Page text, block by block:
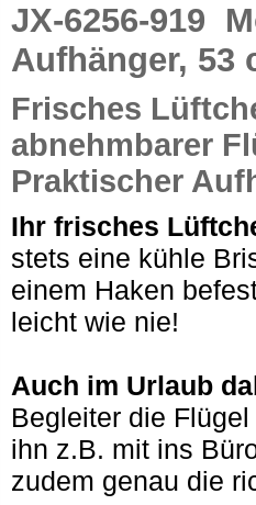
JX-6256-919
Aufhänger, 53
Frisches
abnehmbarer
Praktischer
Ihr frisches
stets eine kühle
einem Haken
leicht wie nie!
Auch im Urlaub
Begleiter die
ihn z.B. mit ins
zudem genau die